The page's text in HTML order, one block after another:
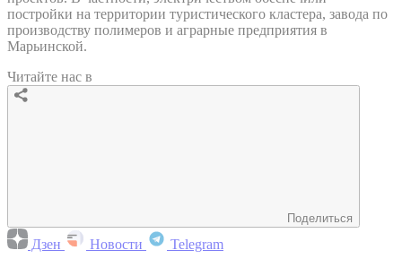
постройки на территории туристического кластера, завода по
производству полимеров и аграрные предприятия в
Марьинской.
Читайте нас в
Поделиться
Дзен Новости Telegram